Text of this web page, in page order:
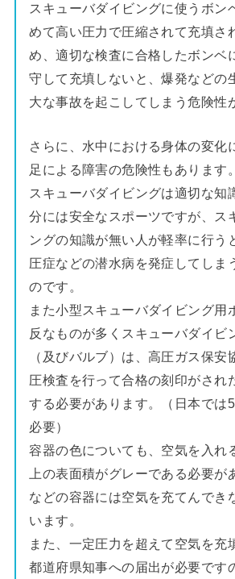
スキューバダイビングに使うボン
めて高い圧力で圧縮されて充填さ
め、適切な検査に合格したボンベ
守して充填しないと、爆発などの
大な事故を起こしてしまう危険性
さらに、水中における身体の変化
足による障害の危険性もあります。
スキューバダイビングは適切な知
分には安全なスポーツですが、ス
ングの知識が無い人が軽率に行う
圧症などの潜水病を発症してしま
のです。
また小型スキューバダイビング用
反なものが多くスキューバダイビ
（及びバルブ）は、高圧ガス保安
圧検査を行って合格の刻印がされ
する必要があります。（日本では
必要）
容器の色についても、空気を入れ
上の表面積がグレーである必要が
などの容器には空気を充てんでき
います。
また、一定圧力を超えて空気を充
都道府県知事への届出が必要です